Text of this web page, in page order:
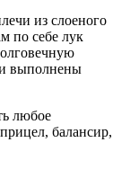
из слоеного
по себе лук
выполнены
любое
балансир,